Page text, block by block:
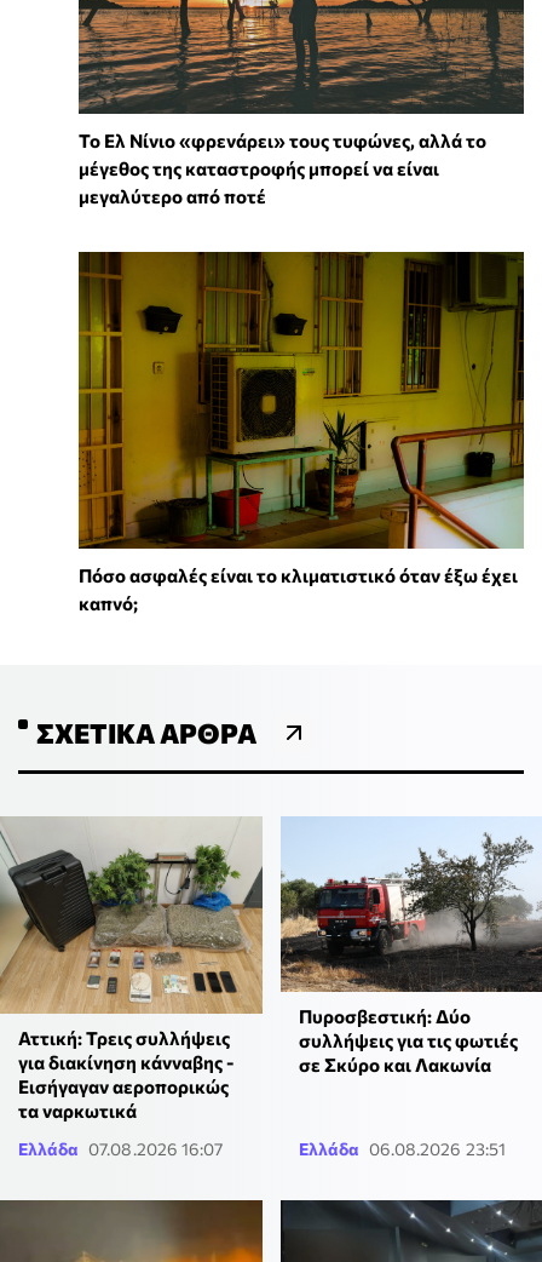
Το Ελ Νίνιο «φρενάρει» τους τυφώνες, αλλά το
μέγεθος της καταστροφής μπορεί να είναι
μεγαλύτερο από ποτέ
Πόσο ασφαλές είναι το κλιματιστικό όταν έξω έχει
καπνό;
ΣΧΕΤΙΚΆ ΆΡΘΡΑ
Αττική: Τρεις συλλήψεις
για διακίνηση κάνναβης -
Εισήγαγαν αεροπορικώς
τα ναρκωτικά
Ελλάδα 07.08.2026 16:07
Πυροσβεστική: Δύο
συλλήψεις για τις φωτιές
σε Σκύρο και Λακωνία
Ελλάδα 06.08.2026 23:51